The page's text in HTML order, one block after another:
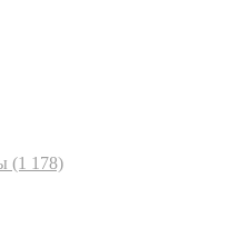
(1 178)